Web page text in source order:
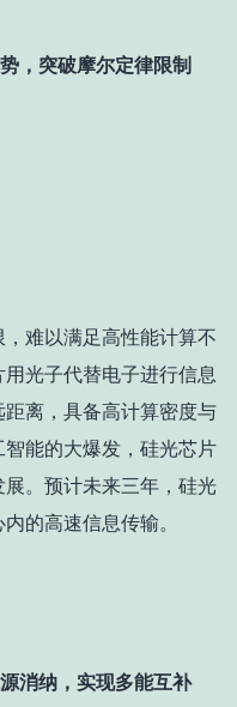
，突破摩尔定律限制
难以满足高性能计算不
光子代替电子进行信息
离，具备高计算密度与
能的大爆发，硅光芯片
。预计未来三年，硅光
的高速信息传输。
消纳，实现多能互补